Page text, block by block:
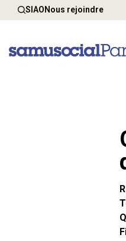
SIAONous rejoindre